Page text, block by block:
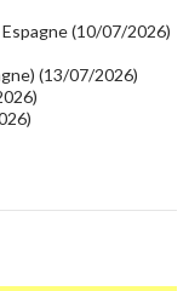
Espagne (10/07/2026)
(13/07/2026)